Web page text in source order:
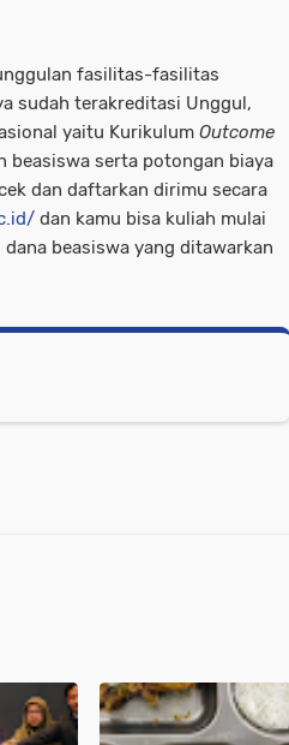
fasilitas-fasilitas
sudah terakreditasi Unggul,
yaitu Kurikulum Outcome
beasiswa serta potongan biaya
dan daftarkan dirimu secara
dan kamu bisa kuliah mulai
beasiswa yang ditawarkan